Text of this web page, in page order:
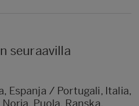
seuraavilla
Espanja / Portugali, Italia,
Puola, Ranska,